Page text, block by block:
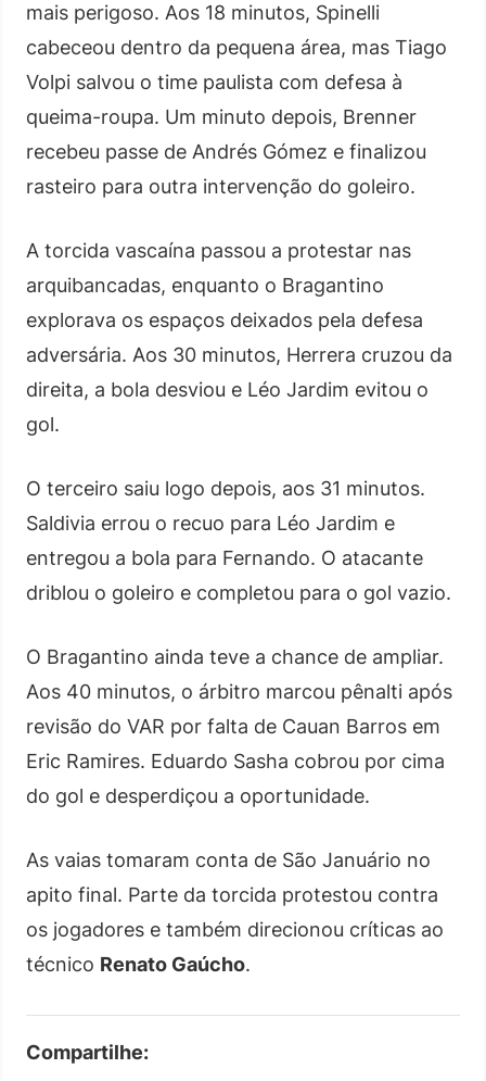
mais perigoso. Aos 18 minutos, Spinelli
cabeceou dentro da pequena área, mas Tiago
Volpi salvou o time paulista com defesa à
queima-roupa. Um minuto depois, Brenner
recebeu passe de Andrés Gómez e finalizou
rasteiro para outra intervenção do goleiro.
A torcida vascaína passou a protestar nas
arquibancadas, enquanto o Bragantino
explorava os espaços deixados pela defesa
adversária. Aos 30 minutos, Herrera cruzou da
direita, a bola desviou e Léo Jardim evitou o
gol.
O terceiro saiu logo depois, aos 31 minutos.
Saldivia errou o recuo para Léo Jardim e
entregou a bola para Fernando. O atacante
driblou o goleiro e completou para o gol vazio.
O Bragantino ainda teve a chance de ampliar.
Aos 40 minutos, o árbitro marcou pênalti após
revisão do VAR por falta de Cauan Barros em
Eric Ramires. Eduardo Sasha cobrou por cima
do gol e desperdiçou a oportunidade.
As vaias tomaram conta de São Januário no
apito final. Parte da torcida protestou contra
os jogadores e também direcionou críticas ao
técnico Renato Gaúcho.
Compartilhe: